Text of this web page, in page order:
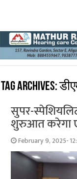
Tag Archives:
सुपर-
शुरुआत करेगा
February 9, 2025-